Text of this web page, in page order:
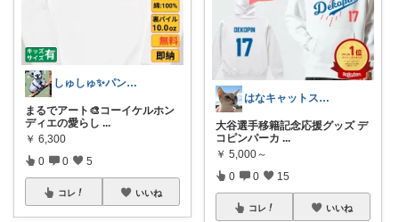
しゅしゅ✨パンダ🐼
まるでアート🎨コーイケルホン
ディエの愛らし ...
￥ 6,300
0 0 5
コレ いいね
はなキャットスタジオ🐱
大谷選手移籍記念応援グッズ デ
コピンパーカ ...
￥ 5,000～
0 0 15
コレ いいね